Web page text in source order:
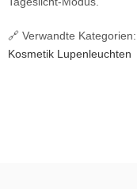
🔗 Verwandte Kategorien:
Kosmetik Lupenleuchten